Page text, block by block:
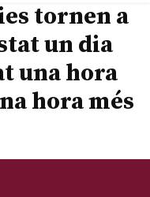
tornen a
un dia
una hora
hora més